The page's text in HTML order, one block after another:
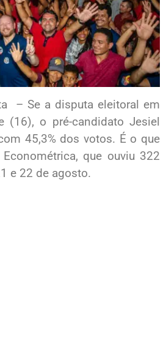
– Se a disputa eleitoral em
(16), o pré-candidato Jesiel
45,3% dos votos. É o que
que ouviu 322
e 22 de agosto.